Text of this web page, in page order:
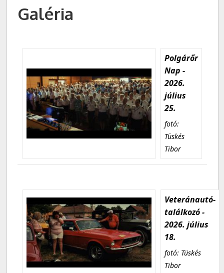
Galéria
Polgárőr
Nap -
2026.
július
25.
fotó:
Tüskés
Tibor
Veteránautó-
találkozó -
2026. július
18.
fotó: Tüskés
Tibor